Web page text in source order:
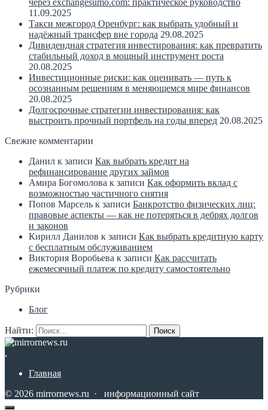
через exchangesumo.com: практическое руководство
11.09.2025
Такси межгород Оренбург: как выбрать удобный и
надёжный трансфер вне города 29.08.2025
Дивидендная стратегия инвестирования: как превратить
стабильный доход в мощный инструмент роста
20.08.2025
Инвестиционные риски: как оценивать — путь к
осознанным решениям в меняющемся мире финансов
20.08.2025
Долгосрочные стратегии инвестирования: как
выстроить прочный портфель на годы вперед 20.08.2025
Свежие комментарии
Данил к записи Как выбрать кредит на
рефинансирование других займов
Амира Богомолова к записи Как оформить вклад с
возможностью частичного снятия
Попов Марсель к записи Банкротство физических лиц:
правовые аспекты — как не потеряться в дебрях долгов
и законов
Кирилл Данилов к записи Как выбрать кредитную карту
с бесплатным обслуживанием
Виктория Воробьева к записи Как рассчитать
ежемесячный платеж по кредиту самостоятельно
Рубрики
Блог
Найти:
,
Главная
© 2026 mirrornews.ru · информационный сайт